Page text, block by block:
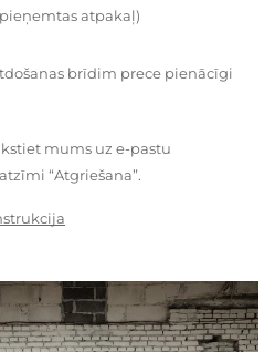
atpakaļ)
brīdim prece pienācīgi
mums uz e-pastu
“Atgriešana”.